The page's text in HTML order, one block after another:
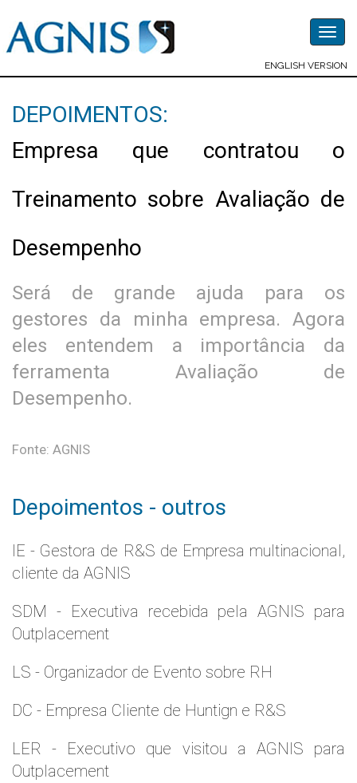
ENGLISH VERSION
DEPOIMENTOS:
Empresa que contratou o
Treinamento sobre Avaliação de
Desempenho
Será de grande ajuda para os
gestores da minha empresa. Agora
eles entendem a importância da
ferramenta Avaliação de
Desempenho.
Fonte: AGNIS
Depoimentos - outros
IE - Gestora de R&S de Empresa multinacional,
cliente da AGNIS
SDM - Executiva recebida pela AGNIS para
Outplacement
LS - Organizador de Evento sobre RH
DC - Empresa Cliente de Huntign e R&S
LER - Executivo que visitou a AGNIS para
Outplacement